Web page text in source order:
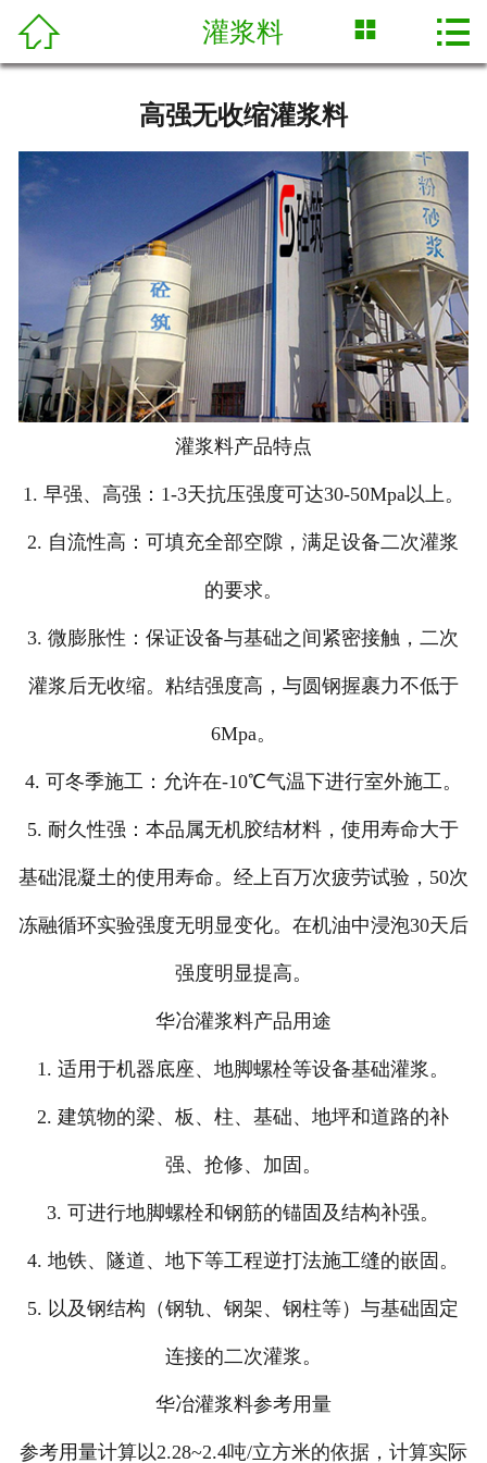
网站首页
产品展示
新闻中心
技术专栏
合作案例
人才招聘
 灌浆料  
高强无收缩灌浆料
灌浆料产品特点
1. 早强、高强：1-3天抗压强度可达30-50Mpa以上。
2. 自流性高：可填充全部空隙，满足设备二次灌浆
的要求。
3. 微膨胀性：保证设备与基础之间紧密接触，二次
灌浆后无收缩。粘结强度高，与圆钢握裹力不低于
6Mpa。
4. 可冬季施工：允许在-10℃气温下进行室外施工。
5. 耐久性强：本品属无机胶结材料，使用寿命大于
基础混凝土的使用寿命。经上百万次疲劳试验，50次
冻融循环实验强度无明显变化。在机油中浸泡30天后
强度明显提高。
华冶灌浆料产品用途
1. 适用于机器底座、地脚螺栓等设备基础灌浆。
2. 建筑物的梁、板、柱、基础、地坪和道路的补
强、抢修、加固。
3. 可进行地脚螺栓和钢筋的锚固及结构补强。
4. 地铁、隧道、地下等工程逆打法施工缝的嵌固。
5. 以及钢结构（钢轨、钢架、钢柱等）与基础固定
连接的二次灌浆。
华冶灌浆料参考用量
参考用量计算以2.28~2.4吨/立方米的依据，计算实际